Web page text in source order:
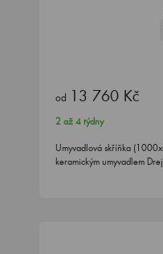
od 13 760 Kč
2 až 4 týdny
Umyvadlová skříňka
keramickým umyvadlem